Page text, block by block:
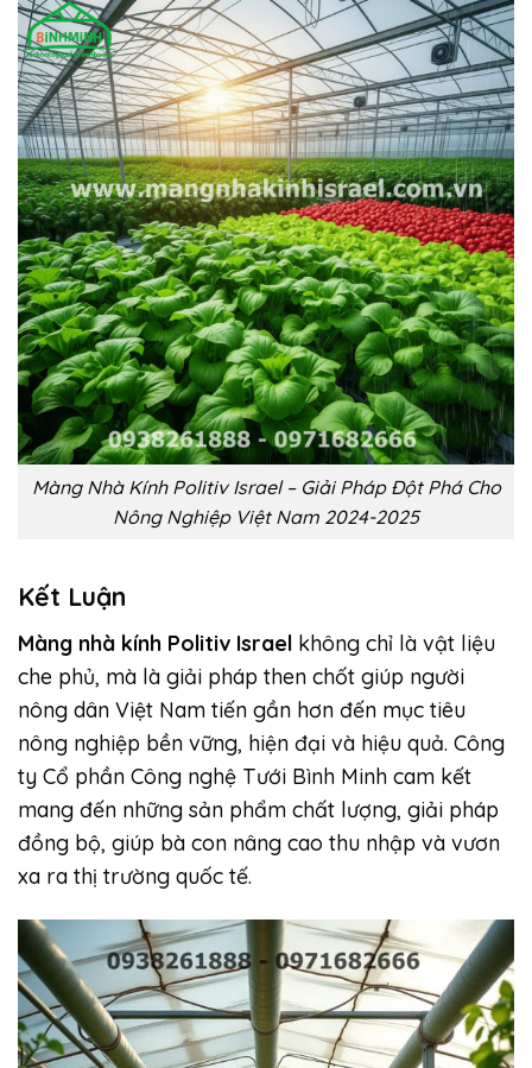
Màng Nhà Kính Politiv Israel – Giải Pháp Đột Phá Cho
Nông Nghiệp Việt Nam 2024-2025
Kết Luận
Màng nhà kính Politiv Israel không chỉ là vật liệu
che phủ, mà là giải pháp then chốt giúp người
nông dân Việt Nam tiến gần hơn đến mục tiêu
nông nghiệp bền vững, hiện đại và hiệu quả. Công
ty Cổ phần Công nghệ Tưới Bình Minh cam kết
mang đến những sản phẩm chất lượng, giải pháp
đồng bộ, giúp bà con nâng cao thu nhập và vươn
xa ra thị trường quốc tế.